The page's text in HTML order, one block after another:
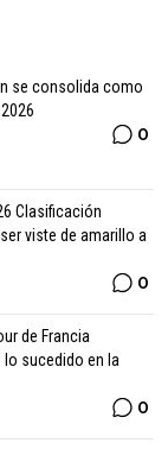
se consolida como
0
Clasificación
viste de amarillo a
0
de Francia
lo sucedido en la
0